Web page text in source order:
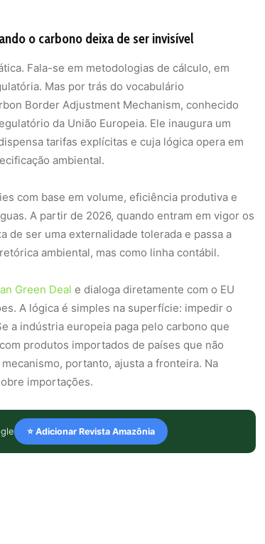
o carbono deixa de ser invisível
Fala-se em metodologias de cálculo, em
Mas por trás do vocabulário
Border Adjustment Mechanism, conhecido
da União Europeia. Ele inaugura um
tarifas explícitas e cuja lógica opera em
ambiental.
com base em volume, eficiência produtiva e
A partir de 2026, quando entram em vigor os
de ser uma externalidade tolerada e passa a
ambiental, mas como linha contábil.
Green Deal e dialoga diretamente com o EU
A lógica é simples na superfície: impedir o
a indústria europeia paga pelo carbono que
produtos importados de países que não
portanto, ajusta a fronteira. Na
importações.
⭐ Adicionar Revista Amazônia